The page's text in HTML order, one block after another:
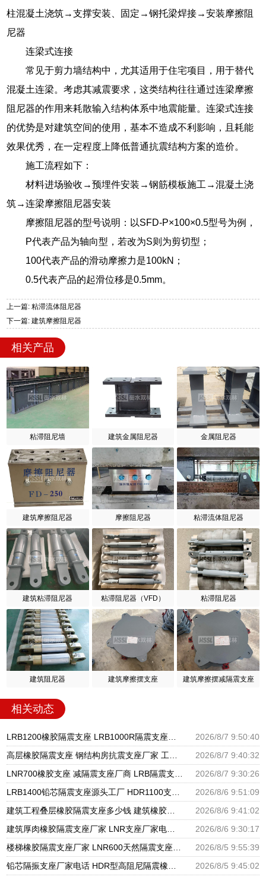
柱混凝土浇筑→支撑安装、固定→钢托梁焊接→安装摩擦阻
尼器
连梁式连接
常见于剪力墙结构中，尤其适用于住宅项目，用于替代
混凝土连梁。考虑其减震要求，这类结构往往通过连梁摩擦
阻尼器的作用来耗散输入结构体系中地震能量。连梁式连接
的优势是对建筑空间的使用，基本不造成不利影响，且耗能
效果优秀，在一定程度上降低普通抗震结构方案的造价。
施工流程如下：
材料进场验收→预埋件安装→钢筋模板施工→混凝土浇
筑→连梁摩擦阻尼器安装
摩擦阻尼器的型号说明：以SFD-P×100×0.5型号为例，
P代表产品为轴向型，若改为S则为剪切型；
100代表产品的滑动摩擦力是100kN；
0.5代表产品的起滑位移是0.5mm。
上一篇: 粘滞流体阻尼器
下一篇: 建筑摩擦阻尼器
相关产品
粘滞阻尼墙 建筑金属阻尼器 金属阻尼器
建筑摩擦阻尼器 摩擦阻尼器 粘滞流体阻尼器
建筑粘滞阻尼器 粘滞阻尼器（VFD） 粘滞阻尼器
建筑阻尼器 建筑摩擦摆支座 建筑摩擦摆减隔震支座
相关动态
2026/8/7 9:50:40
2026/8/7 9:40:32
2026/8/7 9:30:26
2026/8/6 9:51:09
2026/8/6 9:41:02
2026/8/6 9:30:17
2026/8/5 9:55:39
2026/8/5 9:45:02